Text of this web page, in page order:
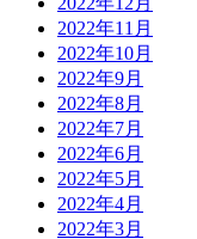
2022年11月
2022年10月
2022年9月
2022年8月
2022年7月
2022年6月
2022年5月
2022年4月
2022年3月